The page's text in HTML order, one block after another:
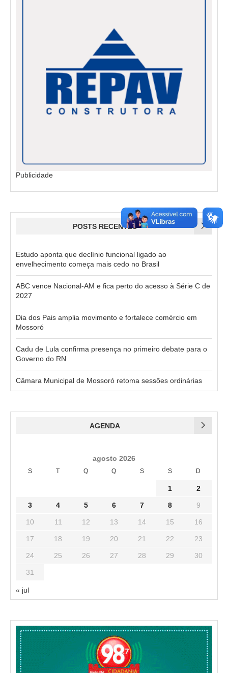
Publicidade
POSTS RECENTES
Estudo aponta que declínio funcional ligado ao
envelhecimento começa mais cedo no Brasil
ABC vence Nacional-AM e fica perto do acesso à Série C de
2027
Dia dos Pais amplia movimento e fortalece comércio em
Mossoró
Cadu de Lula confirma presença no primeiro debate para o
Governo do RN
Câmara Municipal de Mossoró retoma sessões ordinárias
AGENDA
agosto 2026
S T Q Q S S D
1 2
3 4 5 6 7 8 9
10 11 12 13 14 15 16
17 18 19 20 21 22 23
24 25 26 27 28 29 30
31
« jul